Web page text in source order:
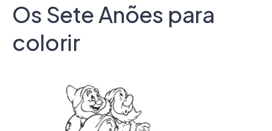
Os Sete Anões para
colorir